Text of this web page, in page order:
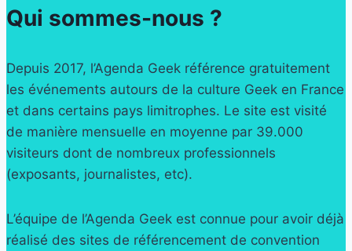
Qui sommes-nous ?
Depuis 2017, l’Agenda Geek référence gratuitement
les événements autours de la culture Geek en France
et dans certains pays limitrophes. Le site est visité
de manière mensuelle en moyenne par 39.000
visiteurs dont de nombreux professionnels
(exposants, journalistes, etc).
L’équipe de l’Agenda Geek est connue pour avoir déjà
réalisé des sites de référencement de convention